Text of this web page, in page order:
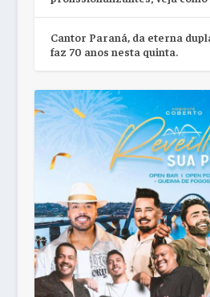
Cantor Paraná, da eterna
faz 70 anos nesta quinta.